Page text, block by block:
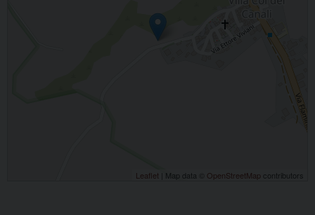
Leaflet | Map data © OpenStreetMap contributors